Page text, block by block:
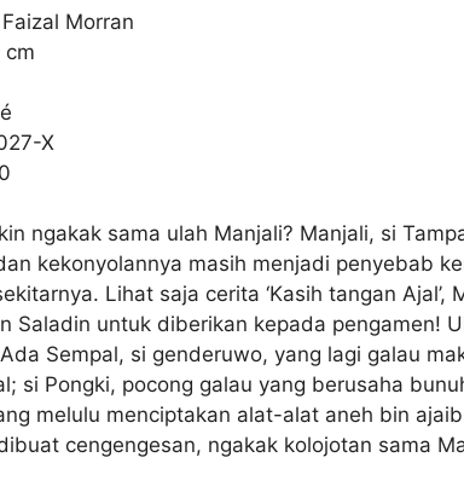
Morran
cm
X
ngakak sama ulah Manjali? Manjali, si
kekonyolannya masih menjadi penyebab
Lihat saja cerita ‘Kasih tangan Ajal’,
Saladin untuk diberikan kepada pengamen!
Sempal, si genderuwo, yang lagi galau
si Pongki, pocong galau yang berusaha
melulu menciptakan alat-alat aneh bin
cengengesan, ngakak kolojotan sama